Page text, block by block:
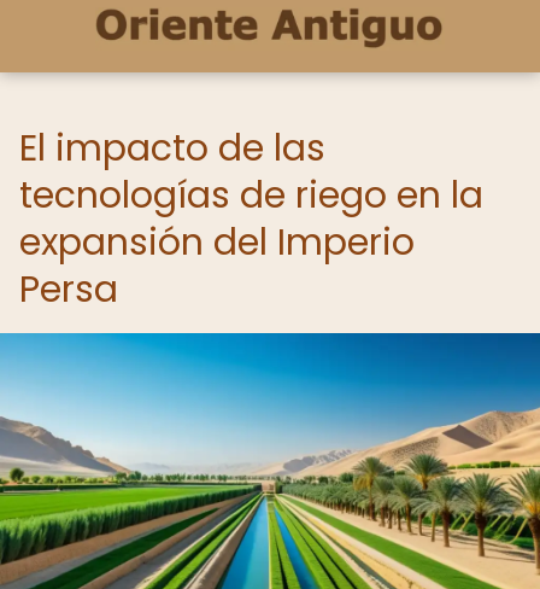
El impacto de las
tecnologías de riego en la
expansión del Imperio
Persa